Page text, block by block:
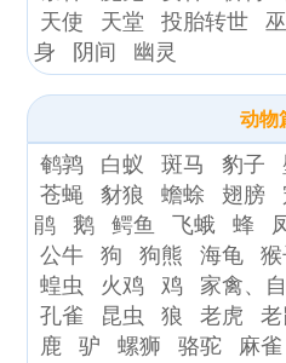
天使
天堂 投胎转世
身
阴间 幽灵
动物
鹌鹑 白蚁 斑马 豹子
苍蝇
豺狼 蟾蜍 翅膀
鹃
鹅 鳄鱼 飞蛾 蜂
公牛
狗 狗熊 海龟
蝗虫
火鸡 鸡 家禽、
孔雀
昆虫 狼 老虎
鹿
驴 螺狮 骆驼 麻雀